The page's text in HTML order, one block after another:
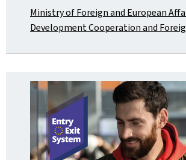
Ministry of Foreign and European
Development Cooperation and